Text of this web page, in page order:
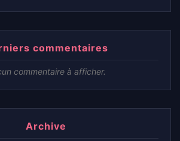
commentaires
commentaire à afficher.
Archive